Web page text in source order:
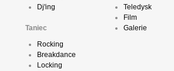
Dj'ing
Taniec
Rocking
Breakdance
Locking
Teledysk
Film
Galerie